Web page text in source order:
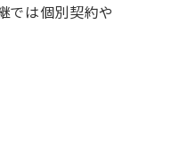
では個別契約や